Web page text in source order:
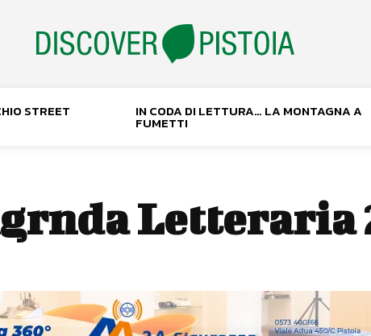
STREET IN CODA DI LETTURA… LA MONTAGNA A
FUMETTI
Letteraria